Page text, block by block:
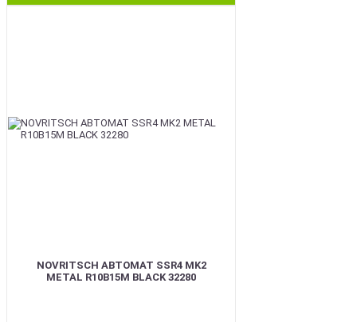
NOVRITSCH АВТОМАТ SSR4 MK2
METAL R10B15M BLACK 32280